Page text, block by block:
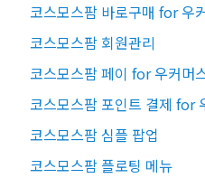
코스모스팜 바로구매 for 우
코스모스팜 회원관리
코스모스팜 페이 for 우커머
코스모스팜 포인트 결제 for
코스모스팜 심플 팝업
코스모스팜 플로팅 메뉴